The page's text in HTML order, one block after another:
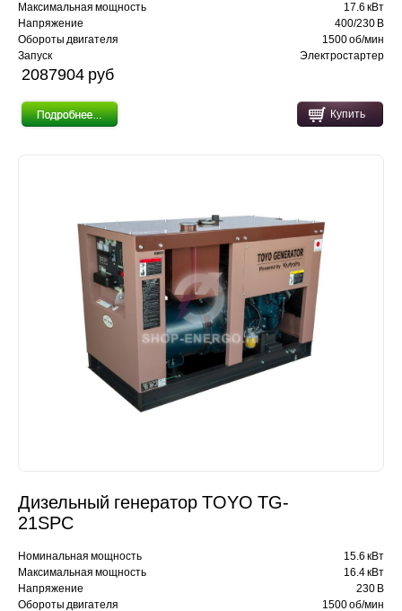
Максимальная мощность
17.6 кВт
Напряжение
400/230 В
Обороты двигателя
1500 об/мин
Запуск
Электростартер
2087904 pуб
Купить
Дизельный генератор TOYO TG-
21SPC
Номинальная мощность
15.6 кВт
Максимальная мощность
16.4 кВт
Напряжение
230 В
Обороты двигателя
1500 об/мин